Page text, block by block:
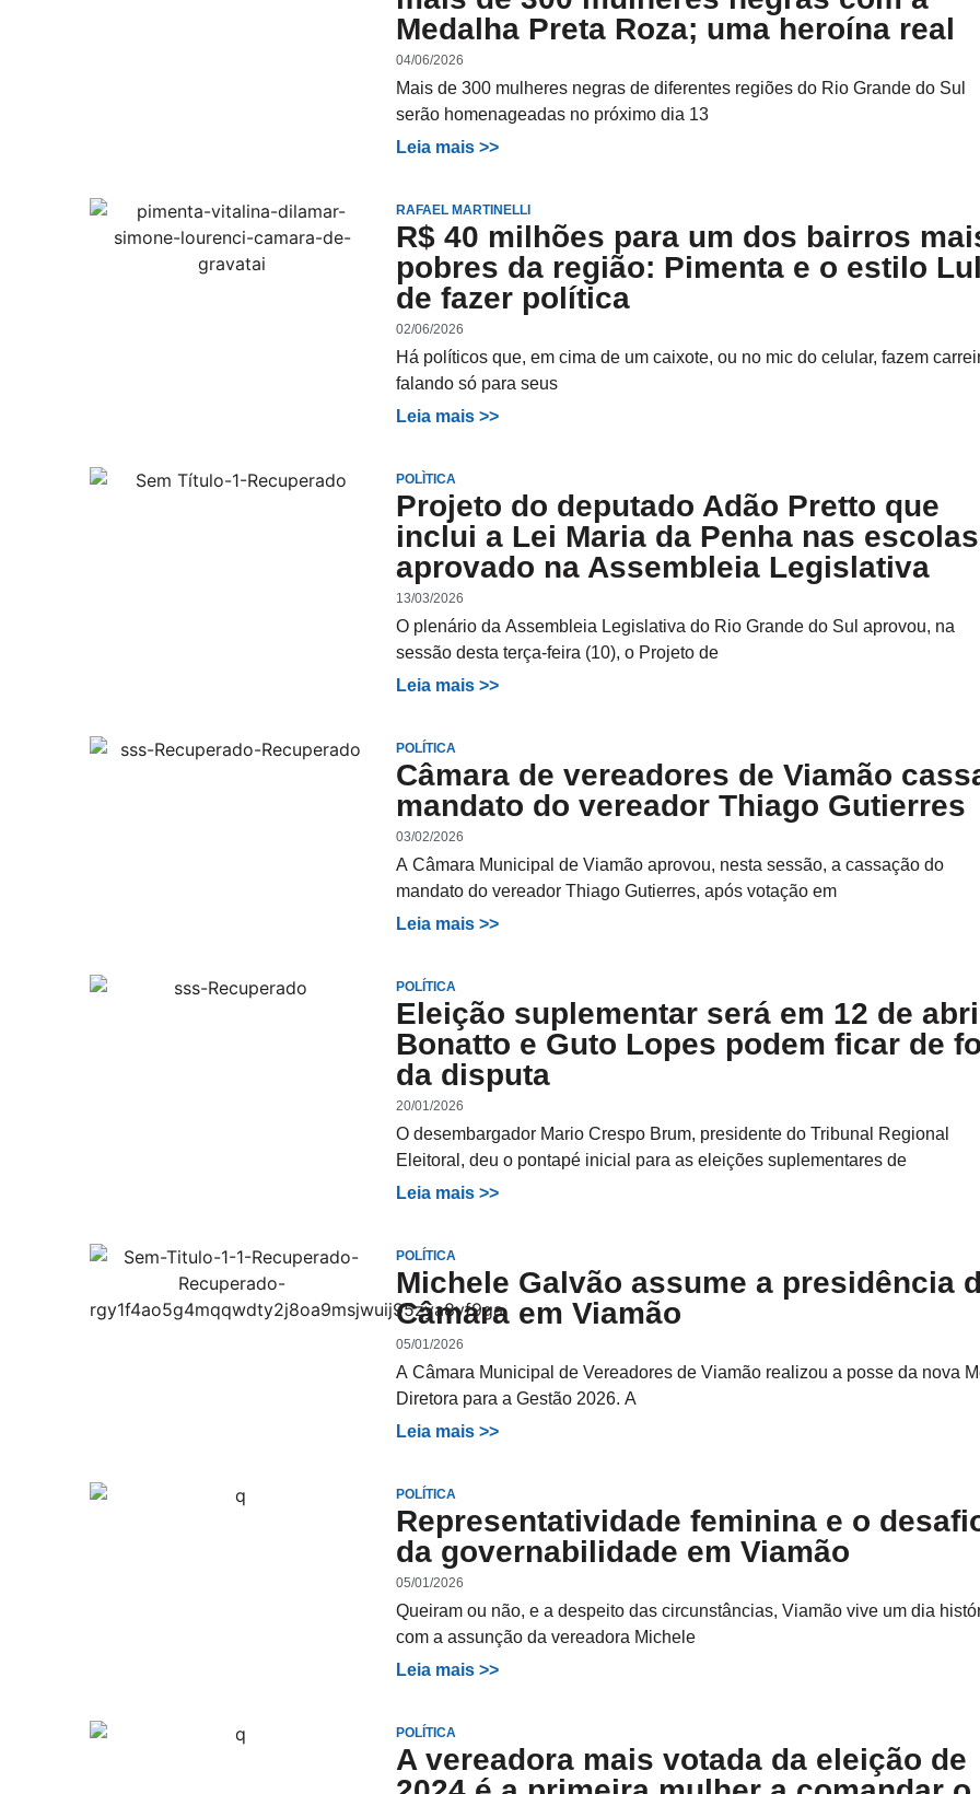
Medalha Preta Roza; uma heroína real
04/06/2026
Mais de 300 mulheres negras de diferentes regiões do Rio Grande do Sul
serão homenageadas no próximo dia 13
Leia mais >>
RAFAEL MARTINELLI
R$ 40 milhões para um dos bairros
pobres da região: Pimenta e o estilo
de fazer política
02/06/2026
Há políticos que, em cima de um caixote, ou no mic do celular, fazem
falando só para seus
Leia mais >>
POLÌTICA
Projeto do deputado Adão Pretto que
inclui a Lei Maria da Penha nas
aprovado na Assembleia Legislativa
13/03/2026
O plenário da Assembleia Legislativa do Rio Grande do Sul aprovou, na
sessão desta terça-feira (10), o Projeto de
Leia mais >>
POLÍTICA
Câmara de vereadores de Viamão
mandato do vereador Thiago Gutierres
03/02/2026
A Câmara Municipal de Viamão aprovou, nesta sessão, a cassação do
mandato do vereador Thiago Gutierres, após votação em
Leia mais >>
POLÍTICA
Eleição suplementar será em 12 de
Bonatto e Guto Lopes podem ficar de
da disputa
20/01/2026
O desembargador Mario Crespo Brum, presidente do Tribunal Regional
Eleitoral, deu o pontapé inicial para as eleições suplementares de
Leia mais >>
POLÍTICA
Michele Galvão assume a presidência
Câmara em Viamão
05/01/2026
A Câmara Municipal de Vereadores de Viamão realizou a posse da nova
Diretora para a Gestão 2026. A
Leia mais >>
POLÍTICA
Representatividade feminina e o
da governabilidade em Viamão
05/01/2026
Queiram ou não, e a despeito das circunstâncias, Viamão vive um dia
com a assunção da vereadora Michele
Leia mais >>
POLÍTICA
A vereadora mais votada da eleição de